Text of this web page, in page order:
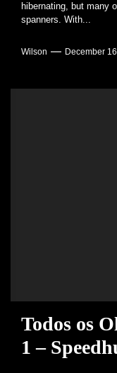
hibernating, but many
spanners. With...
Wilson December
Todos os
1 –